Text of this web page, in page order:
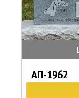
АП-1962